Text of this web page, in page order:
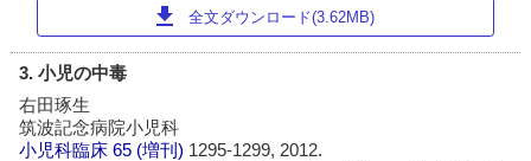
download 全文ダウンロード(3.62MB)
3. 小児の中毒
右田琢生
筑波記念病院小児科
小児科臨床 65 (増刊) 1295-1299, 2012.